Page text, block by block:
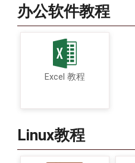
办公软件教程
Excel 教程
Linux教程